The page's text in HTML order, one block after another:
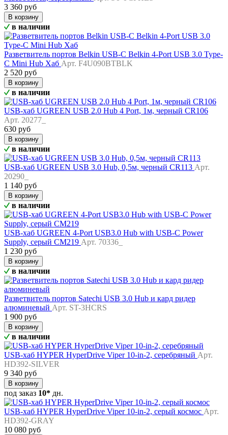
3 360 руб
В корзину
в наличии
Разветвитель портов Belkin USB-C Belkin 4-Port USB 3.0 Type-
C Mini Hub Хаб Арт. F4U090BTBLK
2 520 руб
В корзину
в наличии
USB-хаб UGREEN USB 2.0 Hub 4 Port, 1м, черный CR106
Арт. 20277_
630 руб
В корзину
в наличии
USB-хаб UGREEN USB 3.0 Hub, 0,5м, черный CR113 Арт.
20290_
1 140 руб
В корзину
в наличии
USB-хаб UGREEN 4-Port USB3.0 Hub with USB-C Power
Supply, серый CM219 Арт. 70336_
1 230 руб
В корзину
в наличии
Разветвитель портов Satechi USB 3.0 Hub и кард ридер
алюминевый Арт. ST-3HCRS
1 900 руб
В корзину
в наличии
USB-хаб HYPER HyperDrive Viper 10-in-2, серебряный Арт.
HD392-SILVER
9 340 руб
В корзину
под заказ 10* дн.
USB-хаб HYPER HyperDrive Viper 10-in-2, серый космос Арт.
HD392-GRAY
10 080 руб